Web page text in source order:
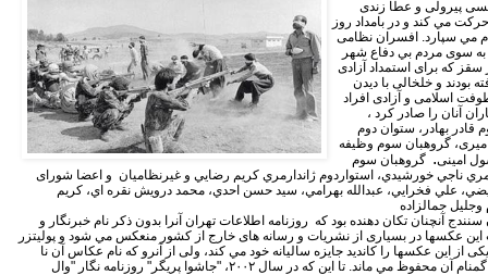
مي كند و در بامداد روز
جوخه اعدام مي سپارد. افسران نظامى
به سوى مردم بي دفاع شهر
كه براى استمداد آزادى
بودند و خلخالى با ديدن
اسلامى و آزادى افراد
آنان را صادر كرد ،
بهادر، ستوان دوم
گروهبان سوم وظيفه
امينى. گروهبان سوم
ناجي خورشيدي، استواردوم ژاندارمري كريم رضايي و غيرنظاميان و اعضا شوراى
علي فخرايي، عبدالله بهرامي، سيد حسن احدي، محمد درويش نقره اي، كريم
آنچنان تکان دهنده بود که روزنامه اطلاعات تهران آنرا بدون ذكر نام خبرنگار و
عكسها در بسيارى از نشريات و رسانه هاى خارج از كشور منعكس مي شود و پوليتزر
از اين عكسها را كانديد جايزه ساليانه خود مي كند، ولى از آنرو كه نام عكاس آن نا
آن محفوظ مي ماند.
تا اين كه در سال ٢٠٠٢، "جاشوا پريگر" روزنامه نگار "وال